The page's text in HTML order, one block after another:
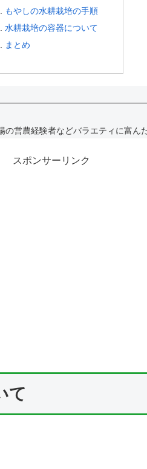
もやしの水耕栽培の手順
水耕栽培の容器について
まとめ
営農経験者などバラエティに富ん
スポンサーリンク
て